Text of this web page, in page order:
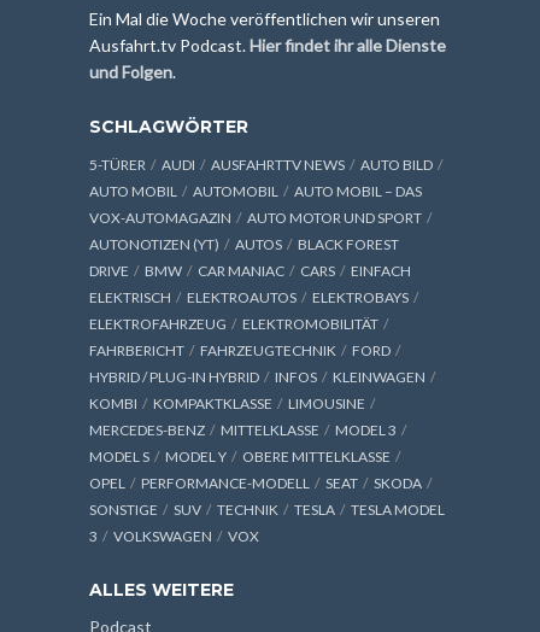
Ein Mal die Woche veröffentlichen wir unseren
Ausfahrt.tv Podcast.Hier findet ihr alle Dienste
und Folgen.
SCHLAGWÖRTER
5-TÜRER AUDI AUSFAHRTTV NEWS
AUTO BILD
AUTO MOBIL
AUTOMOBIL
AUTO MOBIL – DAS
VOX-AUTOMAGAZIN
AUTO MOTOR UND SPORT
AUTONOTIZEN (YT)
AUTOS
BLACK FOREST
DRIVE
BMW CAR MANIAC CARS
EINFACH
ELEKTRISCH
ELEKTROAUTOS
ELEKTROBAYS
ELEKTROFAHRZEUG
ELEKTROMOBILITÄT
FAHRBERICHT
FAHRZEUGTECHNIK
FORD
HYBRID / PLUG-IN HYBRID
INFOS
KLEINWAGEN
KOMBI
KOMPAKTKLASSE
LIMOUSINE
MERCEDES-BENZ
MITTELKLASSE
MODEL 3
MODEL S
MODEL Y
OBERE MITTELKLASSE
OPEL
PERFORMANCE-MODELL SEAT
SKODA
SONSTIGE
SUV TECHNIK TESLA
TESLA MODEL
3
VOLKSWAGEN VOX
ALLES WEITERE
Podcast